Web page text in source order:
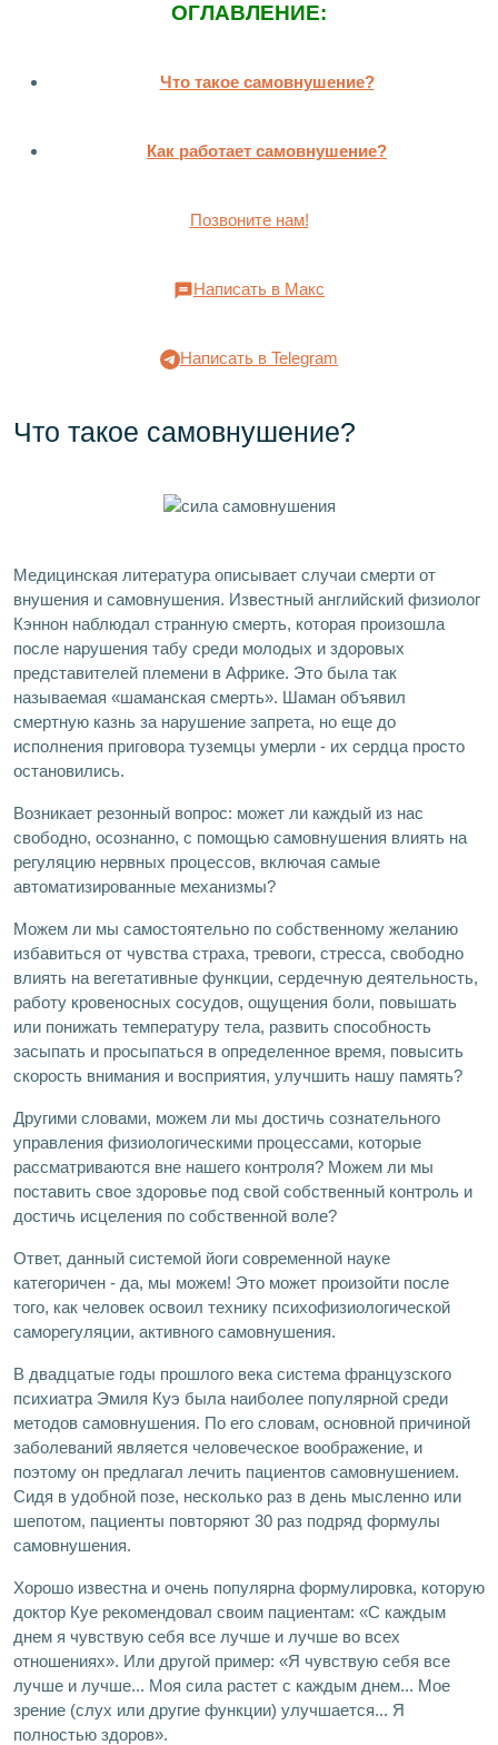
ОГЛАВЛЕНИЕ:
Что такое самовнушение?
Как работает самовнушение?
Позвоните нам!
Написать в Макс
Написать в Telegram
Что такое самовнушение?
Медицинская литература описывает случаи смерти от
внушения и самовнушения. Известный английский физиолог
Кэннон наблюдал странную смерть, которая произошла
после нарушения табу среди молодых и здоровых
представителей племени в Африке. Это была так
называемая «шаманская смерть». Шаман объявил
смертную казнь за нарушение запрета, но еще до
исполнения приговора туземцы умерли - их сердца просто
остановились.
Возникает резонный вопрос: может ли каждый из нас
свободно, осознанно, с помощью самовнушения влиять на
регуляцию нервных процессов, включая самые
автоматизированные механизмы?
Можем ли мы самостоятельно по собственному желанию
избавиться от чувства страха, тревоги, стресса, свободно
влиять на вегетативные функции, сердечную деятельность,
работу кровеносных сосудов, ощущения боли, повышать
или понижать температуру тела, развить способность
засыпать и просыпаться в определенное время, повысить
скорость внимания и восприятия, улучшить нашу память?
Другими словами, можем ли мы достичь сознательного
управления физиологическими процессами, которые
рассматриваются вне нашего контроля? Можем ли мы
поставить свое здоровье под свой собственный контроль и
достичь исцеления по собственной воле?
Ответ, данный системой йоги современной науке
категоричен - да, мы можем! Это может произойти после
того, как человек освоил технику психофизиологической
саморегуляции, активного самовнушения.
В двадцатые годы прошлого века система французского
психиатра Эмиля Куэ была наиболее популярной среди
методов самовнушения. По его словам, основной причиной
заболеваний является человеческое воображение, и
поэтому он предлагал лечить пациентов самовнушением.
Сидя в удобной позе, несколько раз в день мысленно или
шепотом, пациенты повторяют 30 раз подряд формулы
самовнушения.
Хорошо известна и очень популярна формулировка, которую
доктор Куе рекомендовал своим пациентам: «С каждым
днем я чувствую себя все лучше и лучше во всех
отношениях». Или другой пример: «Я чувствую себя все
лучше и лучше... Моя сила растет с каждым днем... Мое
зрение (слух или другие функции) улучшается... Я
полностью здоров».